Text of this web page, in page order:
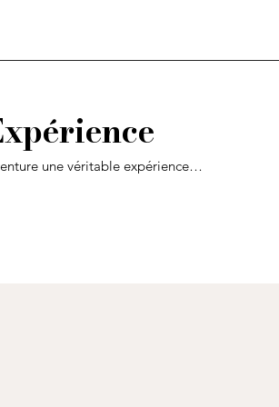
une véritable expérience…